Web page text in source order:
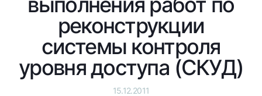
До востребования USD
Для всех USD
Золотой депозит
Золотые слитки от НБУ
Серебряный депозит
Visa FIFA
Mastercard
Эскроу-cчёт
Тарифы
Акции
реконструкции
системы контроля
уровня доступа (СКУД)
15.12.2011